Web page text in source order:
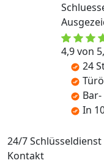
4,9 von
24
In
24/7
Kontakt